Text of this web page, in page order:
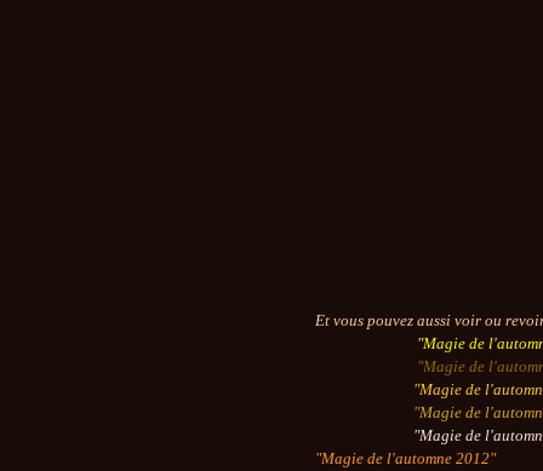
Et vous pouvez aussi voir ou
"Magie de
"Magie de
"Magie de
"Magie de
"Magie de
"Magie de l'automne 2012"